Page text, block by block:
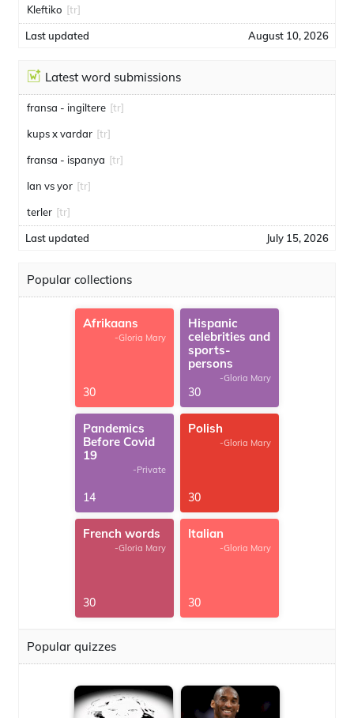
Kleftiko [tr]
Last updated August 10, 2026
Latest word submissions
fransa - ingiltere [tr]
kups x vardar [tr]
fransa - ispanya [tr]
lan vs yor [tr]
terler [tr]
Last updated July 15, 2026
Popular collections
Afrikaans
-Gloria Mary
30
Hispanic
celebrities and
sports-
persons
-Gloria Mary
30
Pandemics
Before Covid
19
-Private
14
Polish
-Gloria Mary
30
French words
-Gloria Mary
30
Italian
-Gloria Mary
30
Popular quizzes